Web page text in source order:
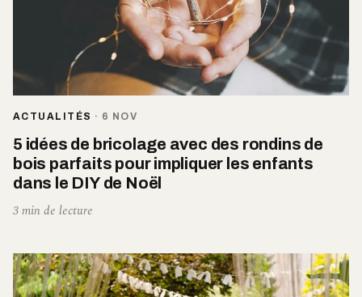
ACTUALITÉS · 6 NOV
5 idées de bricolage avec des rondins de
bois parfaits pour impliquer les enfants
dans le DIY de Noël
3 min de lecture